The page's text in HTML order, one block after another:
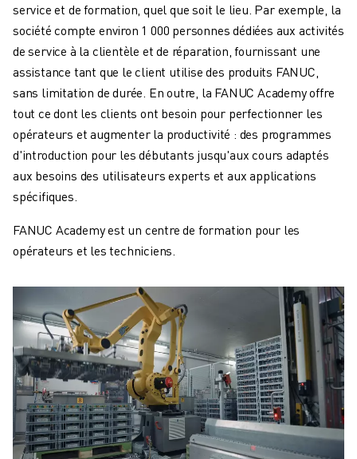
service et de formation, quel que soit le lieu. Par exemple, la
société compte environ 1 000 personnes dédiées aux activités
de service à la clientèle et de réparation, fournissant une
assistance tant que le client utilise des produits FANUC,
sans limitation de durée. En outre, la FANUC Academy offre
tout ce dont les clients ont besoin pour perfectionner les
opérateurs et augmenter la productivité : des programmes
d'introduction pour les débutants jusqu'aux cours adaptés
aux besoins des utilisateurs experts et aux applications
spécifiques.
FANUC Academy est un centre de formation pour les
opérateurs et les techniciens.